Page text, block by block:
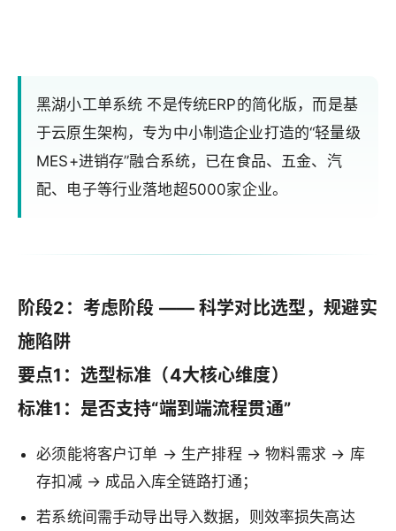
黑湖小工单系统 不是传统ERP的简化版，而是基
于云原生架构，专为中小制造企业打造的“轻量级
MES+进销存”融合系统，已在食品、五金、汽
配、电子等行业落地超5000家企业。
阶段2：考虑阶段 —— 科学对比选型，规避实
施陷阱
要点1：选型标准（4大核心维度）
标准1：是否支持“端到端流程贯通”
必须能将客户订单 → 生产排程 → 物料需求 → 库
存扣减 → 成品入库全链路打通；
若系统间需手动导出导入数据，则效率损失高达